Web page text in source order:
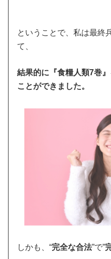
ということで、私は最終
て、
結果的に『食糧人類7巻
ことができました。
しかも、“完全な合法”で”